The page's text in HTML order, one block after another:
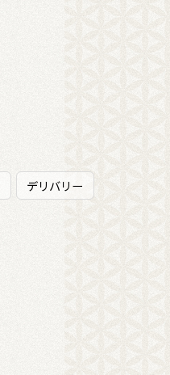
デリバリー